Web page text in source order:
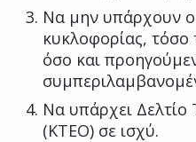
Να μην υπάρχουν
κυκλοφορίας, τόσο
όσο και
Να υπάρχει Δελτίο
(ΚΤΕΟ) σε ισχύ.